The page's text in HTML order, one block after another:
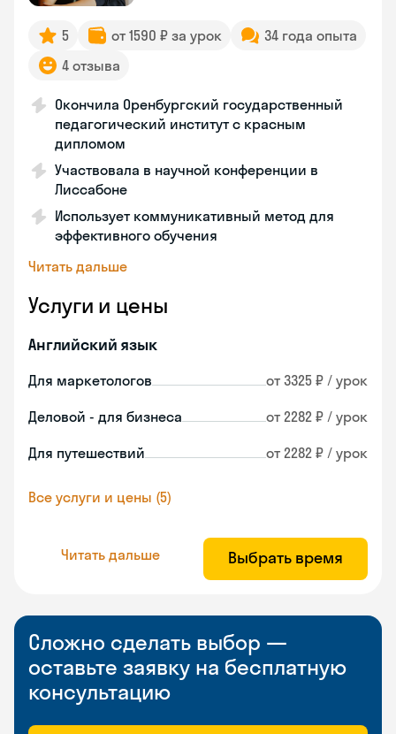
5 от 1590 ₽ за урок
34 года опыта
4 отзыва
Окончила Оренбургский государственный
педагогический институт с красным
дипломом
Участвовала в научной конференции в
Лиссабоне
Использует коммуникативный метод для
эффективного обучения
Читать дальше
Услуги и цены
Английский язык
Для маркетологов от 3325 ₽ / урок
Деловой - для бизнеса от 2282 ₽ / урок
Для путешествий от 2282 ₽ / урок
Все услуги и цены (5)
Читать дальше Выбрать время
Сложно сделать выбор —
оставьте заявку на бесплатную
консультацию